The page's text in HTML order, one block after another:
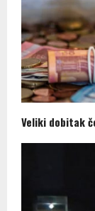
Veliki dobitak